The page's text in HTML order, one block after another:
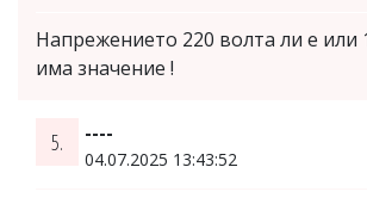
Напрежението 220 волта ли е или
има значение !
5. ----
04.07.2025 13:43:52